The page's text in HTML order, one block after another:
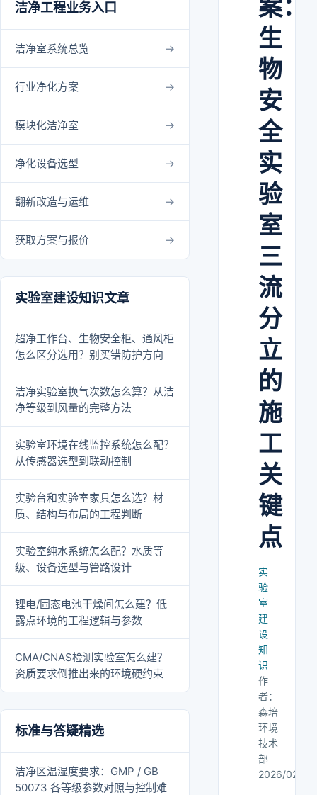
洁净工程业务入口
洁净室系统总览
行业净化方案
模块化洁净室
净化设备选型
翻新改造与运维
获取方案与报价
实验室建设知识文章
超净工作台、生物安全柜、通风柜
怎么区分选用？别买错防护方向
洁净实验室换气次数怎么算？从洁
净等级到风量的完整方法
实验室环境在线监控系统怎么配？
从传感器选型到联动控制
实验台和实验室家具怎么选？材
质、结构与布局的工程判断
实验室纯水系统怎么配？水质等
级、设备选型与管路设计
锂电/固态电池干燥间怎么建？低
露点环境的工程逻辑与参数
CMA/CNAS检测实验室怎么建？
资质要求倒推出来的环境硬约束
标准与答疑精选
洁净区温湿度要求：GMP / GB
50073 各等级参数对照与控制难
案：
生
物
安
全
实
验
室
三
流
分
立
的
施
工
关
键
点
实
验
室
建
设
知
识
作
者：
森培
环境
技术
部
2026/02/24